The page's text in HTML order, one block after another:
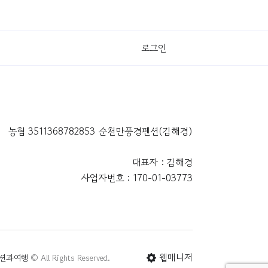
로그인
농협 3511368782853 순천만풍경펜션(김해경)
대표자 : 김해경
사업자번호 : 170-01-03773
과여행 © All Rights Reserved. 웹매니저